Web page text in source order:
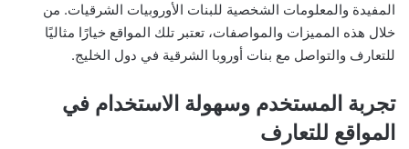
المفيدة والمعلومات الشخصية للبنات الأوروبيات الشرقيات. من
خلال هذه المميزات والمواصفات، تعتبر تلك المواقع خيارًا مثاليًا
للتعارف والتواصل مع بنات أوروبا الشرقية في دول الخليج.
تجربة المستخدم وسهولة الاستخدام في
المواقع للتعارف